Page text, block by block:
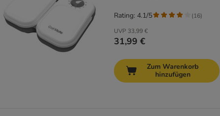
UVP 33,99 €
31,99 €
Rating: 4.1/5 (16)
Zum Warenkorb
hinzufügen